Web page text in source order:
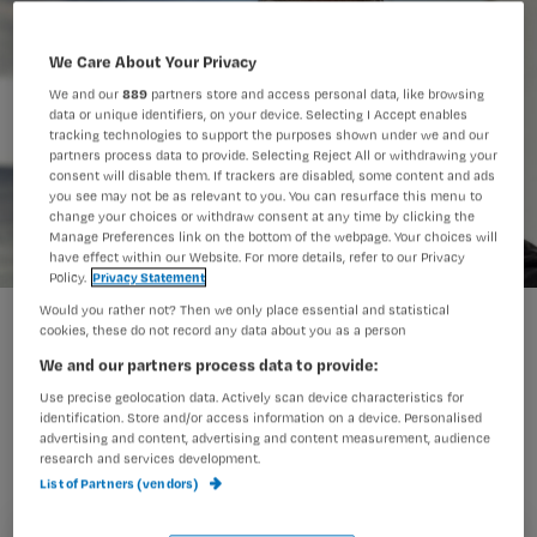
‘Regelmatig zie ik patiënten met
chronische wonden die
therapieontrouw zijn. Ligt dit aan de
patiënt of aan ons als behandelaars?’
Dat vraagt verpleegkundig specialist
We Care About Your Privacy
We and our889 partners store and access personal data, like browsing
data or unique identifiers, on your device. Selecting I Accept enables
tracking technologies to support the purposes shown under we and our
partners process data to provide. Selecting Reject All or withdrawing your
consent will disable them. If trackers are disabled, some content and ads
you see may not be as relevant to you. You can resurface this menu to
change your choices or withdraw consent at any time by clicking the
Manage Preferences link on the bottom of the webpage. Your choices will
have effect within our Website. For more details, refer to our Privacy
Policy. Privacy Statement
Would you rather not? Then we only place essential and statistical
cookies, these do not record any data about you as a person
We and our partners process data to provide:
Use precise geolocation data. Actively scan device characteristics for
identification. Store and/or access information on a device. Personalised
advertising and content, advertising and content measurement, audience
research and services development.
List of Partners (vendors)